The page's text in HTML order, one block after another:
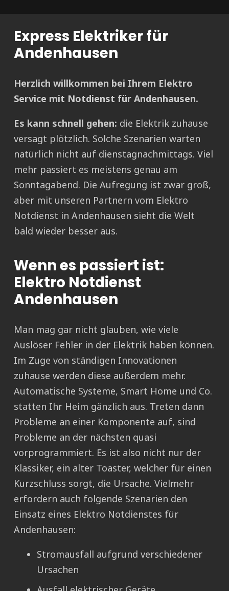
Express Elektriker für
Andenhausen
Herzlich willkommen bei Ihrem Elektro
Service mit Notdienst für Andenhausen.
Es kann schnell gehen: die Elektrik zuhause
versagt plötzlich. Solche Szenarien warten
natürlich nicht auf dienstagnachmittags. Viel
mehr passiert es meistens genau am
Sonntagabend. Die Aufregung ist zwar groß,
aber mit unseren Partnern vom Elektro
Notdienst in Andenhausen sieht die Welt
bald wieder besser aus.
Wenn es passiert ist:
Elektro Notdienst
Andenhausen
Man mag gar nicht glauben, wie viele
Auslöser Fehler in der Elektrik haben können.
Im Zuge von ständigen Innovationen
zuhause werden diese außerdem mehr.
Automatische Systeme, Smart Home und Co.
statten Ihr Heim gänzlich aus. Treten dann
Probleme an einer Komponente auf, sind
Probleme an der nächsten quasi
vorprogrammiert. Es ist also nicht nur der
Klassiker, ein alter Toaster, welcher für einen
Kurzschluss sorgt, die Ursache. Vielmehr
erfordern auch folgende Szenarien den
Einsatz eines Elektro Notdienstes für
Andenhausen:
Stromausfall aufgrund verschiedener
Ursachen